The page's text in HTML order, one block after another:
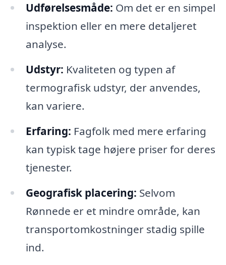
Udførelsesmåde: Om det er en simpel
inspektion eller en mere detaljeret
analyse.
Udstyr: Kvaliteten og typen af
termografisk udstyr, der anvendes,
kan variere.
Erfaring: Fagfolk med mere erfaring
kan typisk tage højere priser for deres
tjenester.
Geografisk placering: Selvom
Rønnede er et mindre område, kan
transportomkostninger stadig spille
ind.